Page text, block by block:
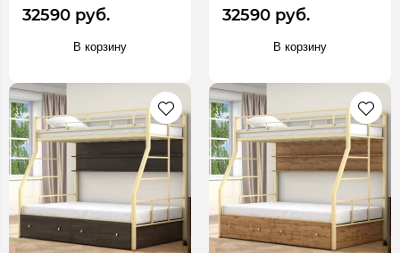
32590 руб.
В корзину
32590 руб.
В корзину